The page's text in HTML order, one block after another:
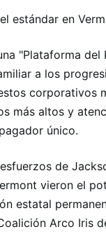
estándar en
"Plataforma del
a los
corporativos
más altos y
único.
de
vieron el
estatal
Arco Iris